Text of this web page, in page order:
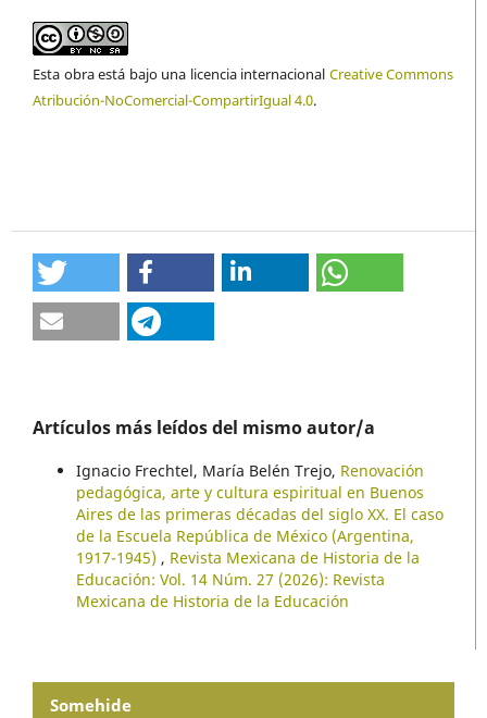
Esta obra está bajo una licencia internacional Creative Commons
Atribución-NoComercial-CompartirIgual 4.0.
Artículos más leídos del mismo autor/a
Ignacio Frechtel, María Belén Trejo, Renovación
pedagógica, arte y cultura espiritual en Buenos
Aires de las primeras décadas del siglo XX. El caso
de la Escuela República de México (Argentina,
1917-1945) , Revista Mexicana de Historia de la
Educación: Vol. 14 Núm. 27 (2026): Revista
Mexicana de Historia de la Educación
Somehide